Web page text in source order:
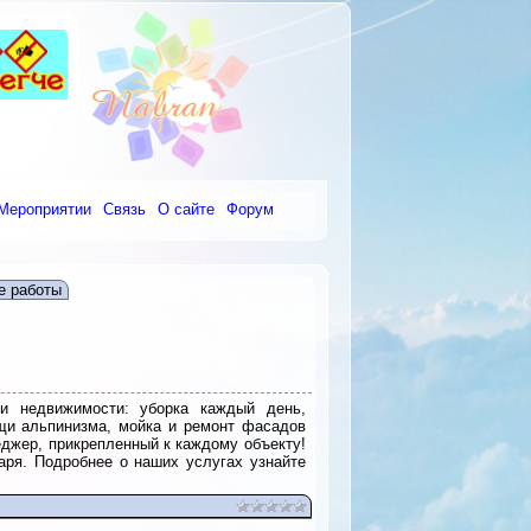
Связь О сайте Форум
работы
недвижимости: уборка каждый день,
альпинизма, мойка и ремонт фасадов
прикрепленный к каждому объекту!
Подробнее о наших услугах узнайте